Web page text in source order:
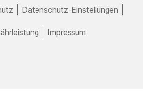
Datenschutz-Einstellungen
Impressum